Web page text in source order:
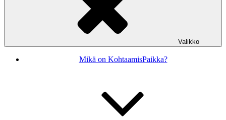
Valikko
Mikä on KohtaamisPaikka?